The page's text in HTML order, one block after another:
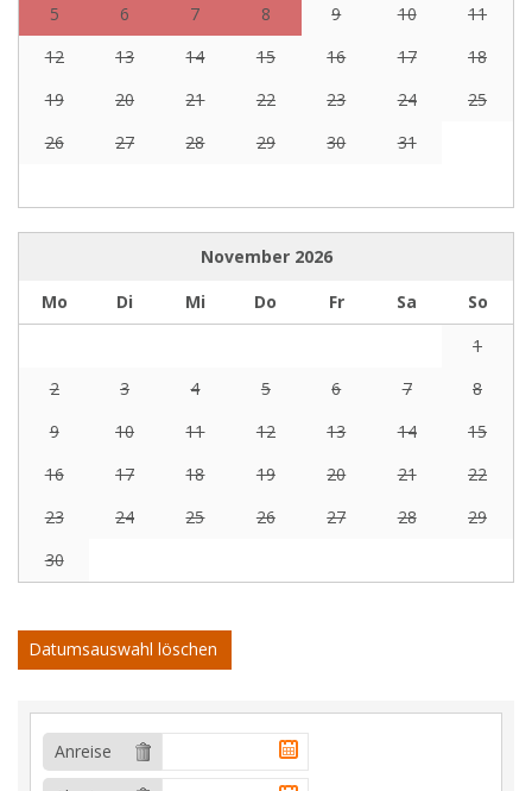
5
6 7 8 9 10
11
12
13 14 15 16 17
18
19
20 21 22 23 24
25
26
27 28 29 30 31
November 2026
Mo
Di Mi Do Fr Sa
So
1
2
3 4 5 6 7
8
9
10 11 12 13 14
15
16
17 18 19 20 21
22
23
24 25 26 27 28
29
30
Datumsauswahl löschen
Anreise